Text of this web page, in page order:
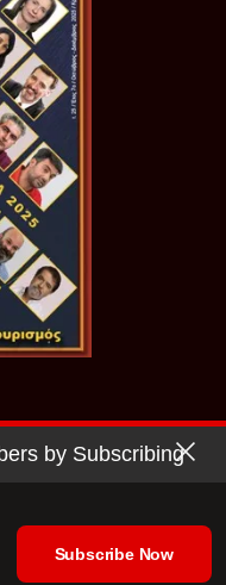
Επιχειρείν
by Subscribing
Subscribe Now